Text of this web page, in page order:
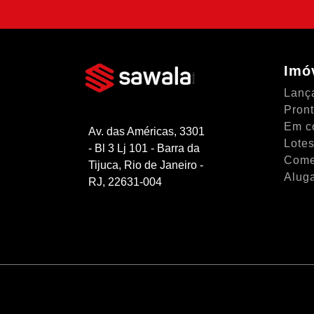
Av. das Américas, 3301
- Bl 3 Lj 101 - Barra da
Tijuca, Rio de Janeiro -
RJ, 22631-004
Em